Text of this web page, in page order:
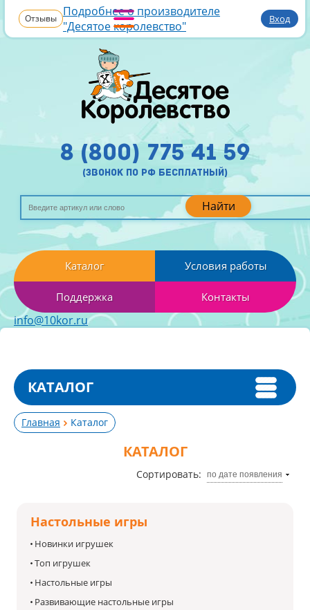
Отзывы Подробнее о производителе
"Десятое королевство"
Вход
Найти
8 (800) 775 41 59
(звонок по рф бесплатный)
Каталог Условия работы
Поддержка Контакты
info@10kor.ru
КАТАЛОГ
Главная Каталог
КАТАЛОГ
Сортировать: по дате появления
Настольные игры
Новинки игрушек
Топ игрушек
Настольные игры
Развивающие настольные игры